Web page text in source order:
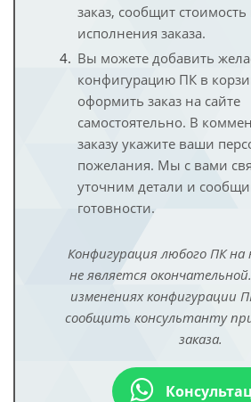
заказ, сообщит стоимость
исполнения заказа.
Вы можете добавить
конфигурацию ПК в
оформить заказ на сайте
самостоятельно. В
заказу укажите ваши
пожелания. Мы с вами
уточним детали и
готовности.
Конфигурация любого ПК
не является
изменениях конфигурации
сообщить консультанту
заказа.